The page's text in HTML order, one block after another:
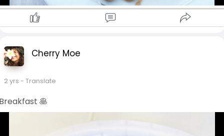
Cherry Moe
2 yrs - Translate
🥞